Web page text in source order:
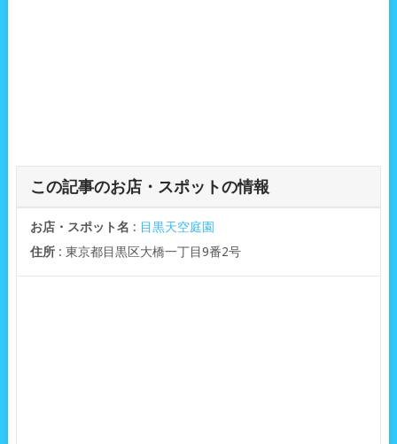
この記事のお店・スポットの情報
お店・スポット名 : 目黒天空庭園
住所: 東京都目黒区大橋一丁目9番2号